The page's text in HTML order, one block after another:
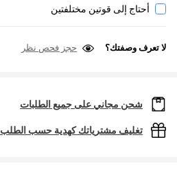
أحتاج إلى قوتين مختلفتين
لا تعرف وصفتك؟ حجز فحص نظر
شحن مجاني على جميع الطلبات
تغليف مشترياتك كهدية حسب الطلب